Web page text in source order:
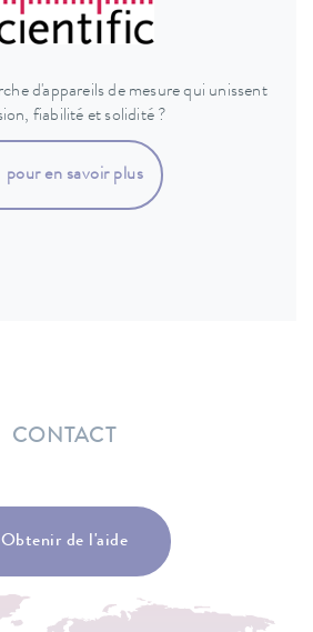
d'appareils de mesure qui unissent
fiabilité et solidité ?
pour en savoir plus
CONTACT
Obtenir de l'aide